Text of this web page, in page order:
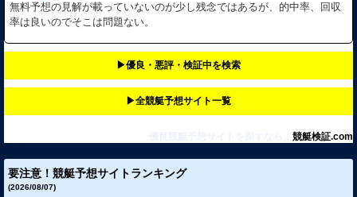
無料予想の見解が載っていないのが少し残念ではあるが、的中率、回収
率は良いのでそこは問題ない。
▶︎優良・悪評・検証中を検索
▶︎全競艇予想サイト一覧
競艇検証.com
要注意！競艇予想サイトランキング
(2026/08/07)